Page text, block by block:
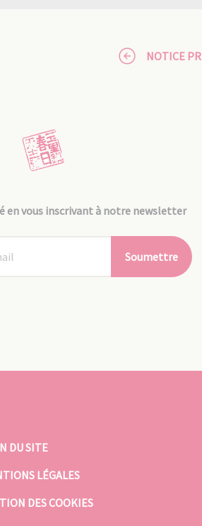
NOTICE
en vous inscrivant à notre newsletter
Soumettre
DU SITE
LÉGALES
DES COOKIES